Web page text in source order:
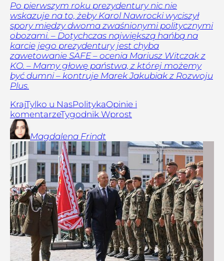
Po pierwszym roku prezydentury nic nie
wskazuje na to, żeby Karol Nawrocki wyciszył
spory między dwoma zwaśnionymi politycznymi
obozami. – Dotychczas największą hańbą na
karcie jego prezydentury jest chyba
zawetowanie SAFE – ocenia Mariusz Witczak z
KO. – Mamy głowę państwa, z której możemy
być dumni – kontruje Marek Jakubiak z Rozwoju
Plus.
KrajTylko u NasPolitykaOpinie i
komentarzeTygodnik Wprost
Magdalena Frindt